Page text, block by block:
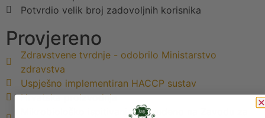
Potvrdio velik broj zadovoljnih korisnika
Provjereno
Zdravstvene tvrdnje - odobrilo Ministarstvo
zdravstva
Uspješno implementiran HACCP sustav
Hrvatska proizvodnja
Mikrobiološko ispitivanje provedeno na Zavodu za